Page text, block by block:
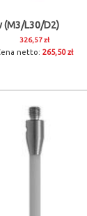
(M3/L30/D2)
326,57 zł
265,50 zł